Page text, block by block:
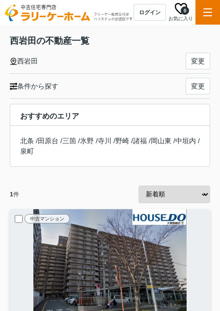
ログイン
お気に入り
0
西岩田の不動産一覧
西岩田 変更
条件から探す 変更
おすすめのエリア
北条 /田原台 /三箇 /氷野 /寺川 /野崎 /諸福 /岡山東 /中垣内 /
泉町
1件
中古マンション